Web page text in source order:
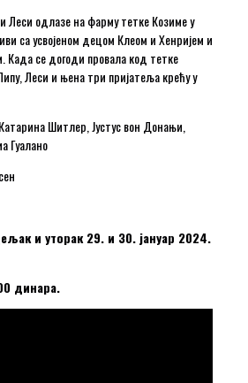
Леси одлазе на фарму тетке Козиме у
са усвојеном децом Клеом и Хенријем и
Када се догоди провала код тетке
Леси и њена три пријатеља крећу у
Шитлер, Јустус вон Донањи,
Гуалано
и уторак 29. и 30. јануар 2024.
динара.